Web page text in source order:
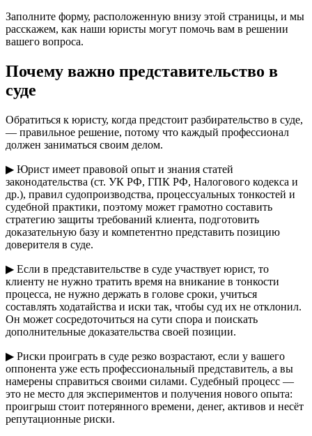
Заполните форму, расположенную внизу этой страницы, и мы
расскажем, как наши юристы могут помочь вам в решении
вашего вопроса.
Почему важно представительство в
суде
Обратиться к юристу, когда предстоит разбирательство в суде,
— правильное решение, потому что каждый профессионал
должен заниматься своим делом.
▶ Юрист имеет правовой опыт и знания статей
законодательства (ст. УК РФ, ГПК РФ, Налогового кодекса и
др.), правил судопроизводства, процессуальных тонкостей и
судебной практики, поэтому может грамотно составить
стратегию защиты требований клиента, подготовить
доказательную базу и компетентно представить позицию
доверителя в суде.
▶ Если в представительстве в суде участвует юрист, то
клиенту не нужно тратить время на вникание в тонкости
процесса, не нужно держать в голове сроки, учиться
составлять ходатайства и иски так, чтобы суд их не отклонил.
Он может сосредоточиться на сути спора и поискать
дополнительные доказательства своей позиции.
▶ Риски проиграть в суде резко возрастают, если у вашего
оппонента уже есть профессиональный представитель, а вы
намерены справиться своими силами. Судебный процесс —
это не место для экспериментов и получения нового опыта:
проигрыш стоит потерянного времени, денег, активов и несёт
репутационные риски.